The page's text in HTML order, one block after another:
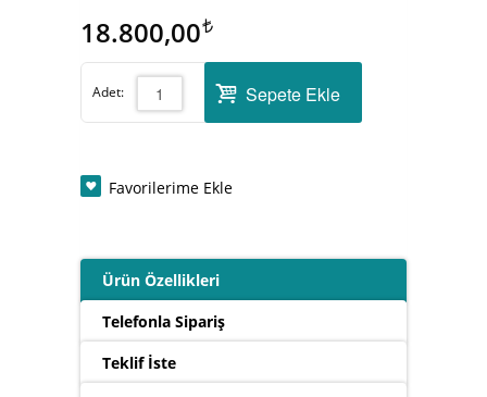
18.800,00
Adet: Sepete Ekle
Favorilerime Ekle
Ürün Özellikleri
Telefonla Sipariş
Teklif İste